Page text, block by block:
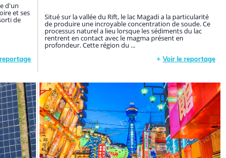
d'un
et ses
de Situé sur la vallée du Rift, le lac Magadi a la particularité
de produire une incroyable concentration de soude. Ce
processus naturel a lieu lorsque les sédiments du lac
rentrent en contact avec le magma présent en
profondeur. Cette région du ...
+ Voir le reportage